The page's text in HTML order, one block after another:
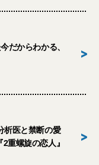
だからわかる、
>
析医と禁断の愛
重螺旋の恋人』
>